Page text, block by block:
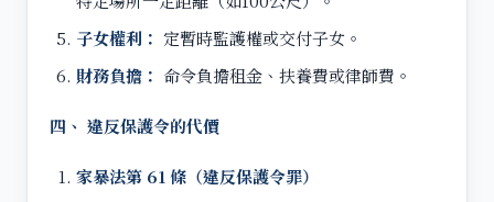
子女權利： 定暫時監護權或交付子女。
財務負擔： 命令負擔租金、扶養費或律師費。
四、 違反保護令的代價
家暴法第 61 條（違反保護令罪）